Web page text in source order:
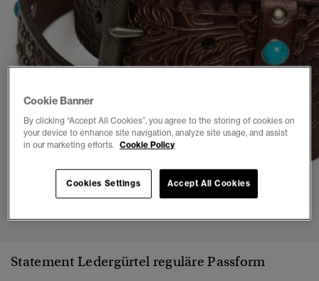
1 2 3 4
Statement Ledergürtel reguläre Passform
Cookie Banner
By clicking “Accept All Cookies”, you agree to the storing of cookies on
your device to enhance site navigation, analyze site usage, and assist
in our marketing efforts. Cookie Policy
Accept All Cookies
Cookies Settings